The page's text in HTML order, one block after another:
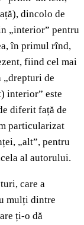
dincolo de
„interior” pentru
în primul rînd,
fiind cel mai
„drepturi de
interior” este
diferit față de
particularizat
„alt”, pentru
al autorului.
care a
mulți dintre
ți-o dă